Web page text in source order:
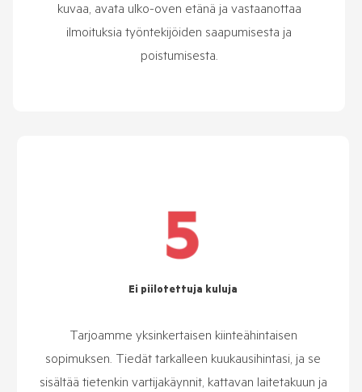
kuvaa, avata ulko-oven etänä ja vastaanottaa
ilmoituksia työntekijöiden saapumisesta ja
poistumisesta.
Ei piilotettuja kuluja
Tarjoamme yksinkertaisen kiinteähintaisen
sopimuksen. Tiedät tarkalleen kuukausihintasi, ja se
sisältää tietenkin vartijakäynnit, kattavan laitetakuun ja